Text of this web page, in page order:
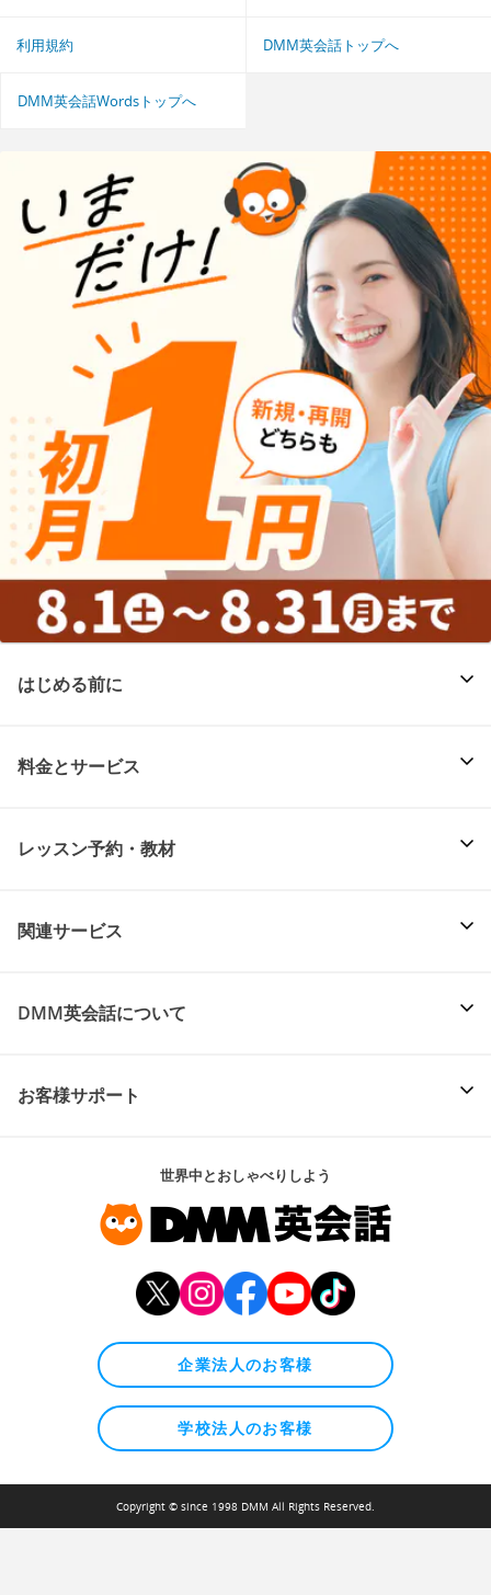
利用規約 DMM英会話トップへ
DMM英会話Wordsトップへ
はじめる前に
料金とサービス
レッスン予約・教材
関連サービス
DMM英会話について
お客様サポート
世界中とおしゃべりしよう
企業法人のお客様
学校法人のお客様
Copyright © since 1998 DMM All Rights Reserved.